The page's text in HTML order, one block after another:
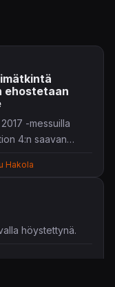
ehostetaan
-messuilla
4:n saavan
Hakola
höystettynä.